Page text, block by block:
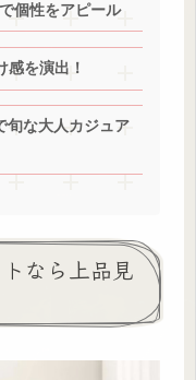
個性をアピール
感を演出！
旬な大人カジュア
なら上品見